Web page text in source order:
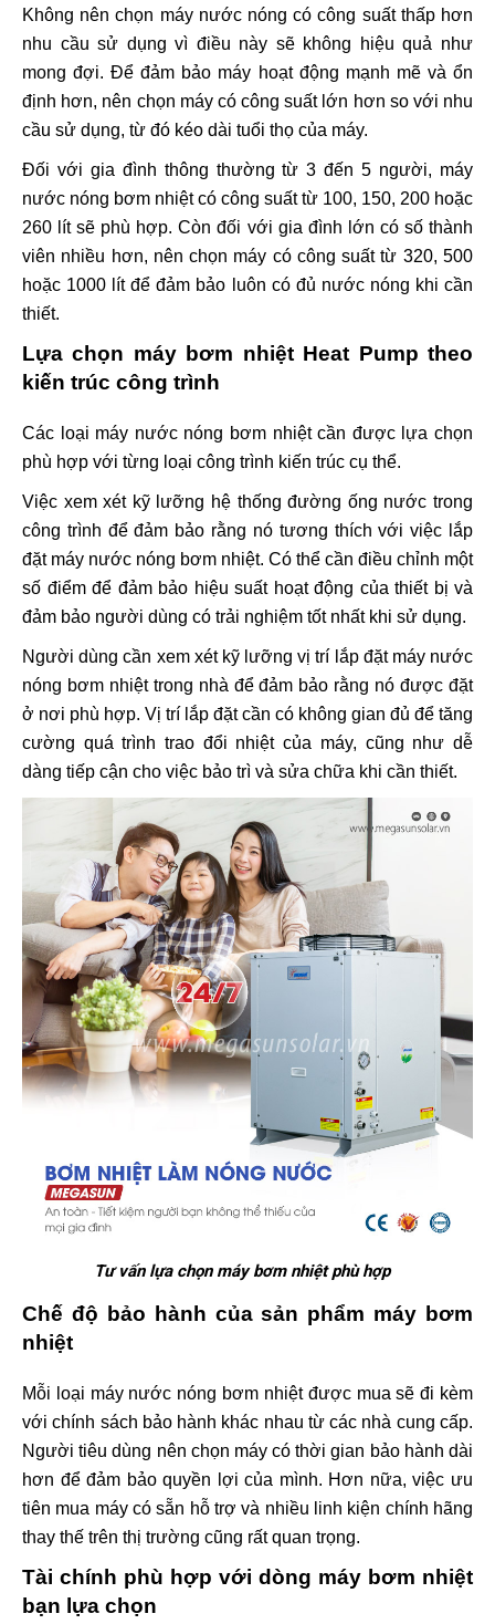
Không nên chọn máy nước nóng có công suất thấp hơn
nhu cầu sử dụng vì điều này sẽ không hiệu quả như
mong đợi. Để đảm bảo máy hoạt động mạnh mẽ và ổn
định hơn, nên chọn máy có công suất lớn hơn so với nhu
cầu sử dụng, từ đó kéo dài tuổi thọ của máy.
Đối với gia đình thông thường từ 3 đến 5 người, máy
nước nóng bơm nhiệt có công suất từ 100, 150, 200 hoặc
260 lít sẽ phù hợp. Còn đối với gia đình lớn có số thành
viên nhiều hơn, nên chọn máy có công suất từ 320, 500
hoặc 1000 lít để đảm bảo luôn có đủ nước nóng khi cần
thiết.
Lựa chọn máy bơm nhiệt Heat Pump theo
kiến trúc công trình
Các loại máy nước nóng bơm nhiệt cần được lựa chọn
phù hợp với từng loại công trình kiến trúc cụ thể.
Việc xem xét kỹ lưỡng hệ thống đường ống nước trong
công trình để đảm bảo rằng nó tương thích với việc lắp
đặt máy nước nóng bơm nhiệt. Có thể cần điều chỉnh một
số điểm để đảm bảo hiệu suất hoạt động của thiết bị và
đảm bảo người dùng có trải nghiệm tốt nhất khi sử dụng.
Người dùng cần xem xét kỹ lưỡng vị trí lắp đặt máy nước
nóng bơm nhiệt trong nhà để đảm bảo rằng nó được đặt
ở nơi phù hợp. Vị trí lắp đặt cần có không gian đủ để tăng
cường quá trình trao đổi nhiệt của máy, cũng như dễ
dàng tiếp cận cho việc bảo trì và sửa chữa khi cần thiết.
Tư vấn lựa chọn máy bơm nhiệt phù hợp
Chế độ bảo hành của sản phẩm máy bơm
nhiệt
Mỗi loại máy nước nóng bơm nhiệt được mua sẽ đi kèm
với chính sách bảo hành khác nhau từ các nhà cung cấp.
Người tiêu dùng nên chọn máy có thời gian bảo hành dài
hơn để đảm bảo quyền lợi của mình. Hơn nữa, việc ưu
tiên mua máy có sẵn hỗ trợ và nhiều linh kiện chính hãng
thay thế trên thị trường cũng rất quan trọng.
Tài chính phù hợp với dòng máy bơm nhiệt
bạn lựa chọn